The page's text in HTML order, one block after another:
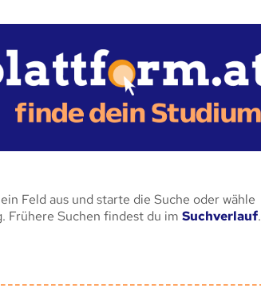
Feld aus und starte die Suche oder wähle
Frühere Suchen findest du im Suchverlauf.